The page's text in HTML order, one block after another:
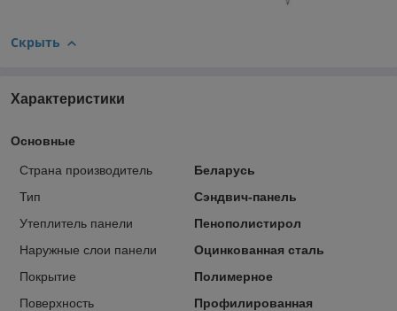
Скрыть
Характеристики
Основные
Страна производитель
Беларусь
Тип
Сэндвич-панель
Утеплитель панели
Пенополистирол
Наружные слои панели
Оцинкованная сталь
Покрытие
Полимерное
Поверхность
Профилированная